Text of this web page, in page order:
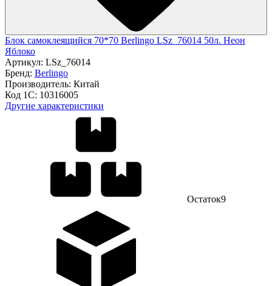
Блок самоклеящийся 70*70 Berlingo LSz_76014 50л. Неон
Яблоко
Артикул: LSz_76014
Бренд: Berlingo
Производитель: Китай
Код 1С: 10316005
Другие характеристики
Остаток9